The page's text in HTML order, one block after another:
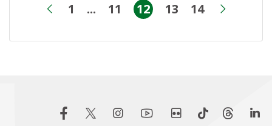
Página anterior
Página
1 ...Páginas intermediárias
Página
11 Página
12 Página
13 Página
14